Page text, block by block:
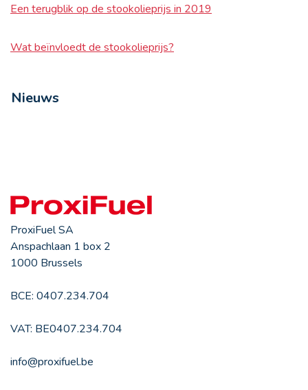
Een terugblik op de stookolieprijs in 2019
Wat beïnvloedt de stookolieprijs?
Nieuws
ProxiFuel SA
Anspachlaan 1 box 2
1000 Brussels
BCE: 0407.234.704
VAT: BE0407.234.704
info@proxifuel.be